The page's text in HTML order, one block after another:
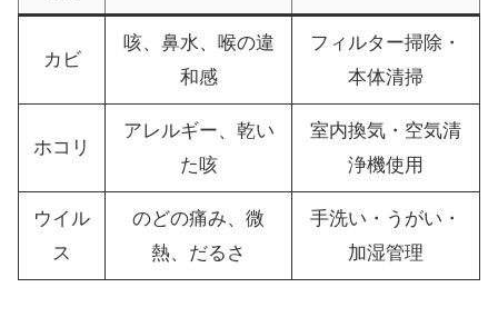
カビ
咳、鼻水、喉の違
和感
フィルター掃除・
本体清掃
ホコリ
アレルギー、乾い
た咳
室内換気・空気清
浄機使用
ウイル
ス
のどの痛み、微
熱、だるさ
手洗い・うがい・
加湿管理